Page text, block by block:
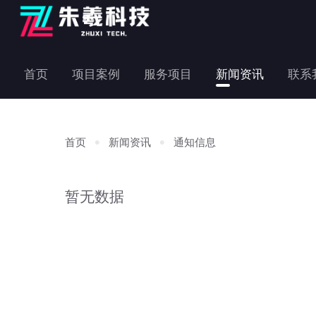
首页 项目案例 服务项目 新闻资讯 联系
首页 新闻资讯 通知信息
暂无数据